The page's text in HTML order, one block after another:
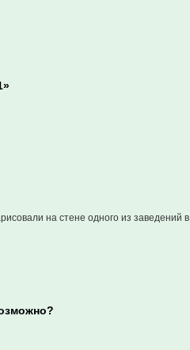
на стене одного из заведений в